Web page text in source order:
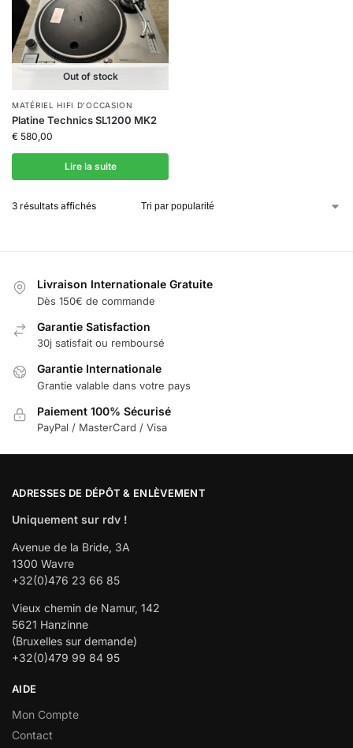
Out of stock
MATÉRIEL HIFI D'OCCASION
Platine Technics SL1200 MK2
€ 580,00
Lire la suite
3 résultats affichés
Livraison Internationale Gratuite
Dès 150€ de commande
Garantie Satisfaction
30j satisfait ou remboursé
Garantie Internationale
Grantie valable dans votre pays
Paiement 100% Sécurisé
PayPal / MasterCard / Visa
ADRESSES DE DÉPÔT & ENLÈVEMENT
Uniquement sur rdv !
Avenue de la Bride, 3A
1300 Wavre
+32(0)476 23 66 85
Vieux chemin de Namur, 142
5621 Hanzinne
(Bruxelles sur demande)
+32(0)479 99 84 95
AIDE
Mon Compte
Contact